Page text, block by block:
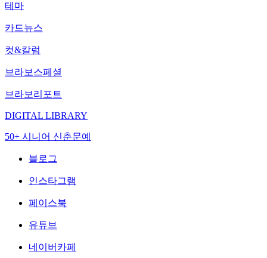
테마
카드뉴스
컷&칼럼
브라보스페셜
브라보리포트
DIGITAL LIBRARY
50+ 시니어 신춘문예
블로그
인스타그램
페이스북
유튜브
네이버카페